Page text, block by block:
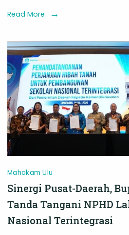
Read More
Mahakam Ulu
Sinergi Pusat-Daerah,
Tanda Tangani NPHD
Nasional Terintegrasi